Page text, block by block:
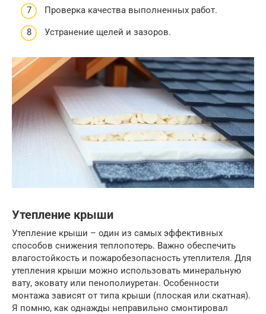
Проверка качества выполненных работ.
Устранение щелей и зазоров.
Утепление крыши
Утепление крыши – один из самых эффективных
способов снижения теплопотерь. Важно обеспечить
влагостойкость и пожаробезопасность утеплителя. Для
утепления крыши можно использовать минеральную
вату, эковату или пенополиуретан. Особенности
монтажа зависят от типа крыши (плоская или скатная).
Я помню, как однажды неправильно смонтировал